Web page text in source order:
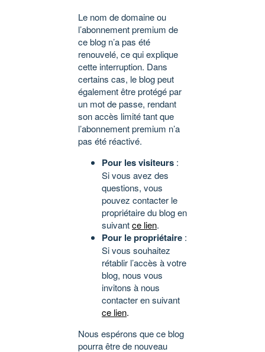
Le nom de domaine ou
l’abonnement premium de
ce blog n’a pas été
renouvelé, ce qui explique
cette interruption. Dans
certains cas, le blog peut
également être protégé par
un mot de passe, rendant
son accès limité tant que
l’abonnement premium n’a
pas été réactivé.
Pour les visiteurs :
Si vous avez des
questions, vous
pouvez contacter le
propriétaire du blog en
suivantce lien.
Pour le propriétaire :
Si vous souhaitez
rétablir l’accès à votre
blog, nous vous
invitons à nous
contacter en suivant
ce lien.
Nous espérons que ce blog
pourra être de nouveau